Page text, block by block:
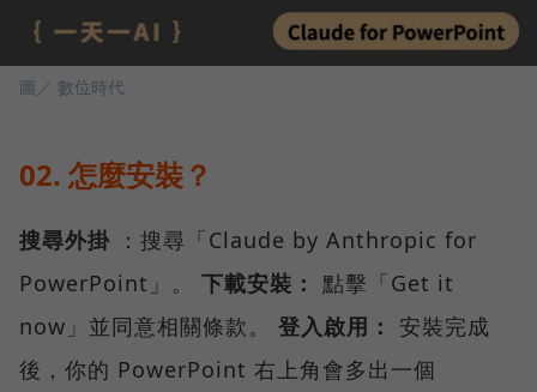
圖／ 數位時代
02. 怎麼安裝？
搜尋外掛 ：搜尋「Claude by Anthropic for
PowerPoint」。 下載安裝： 點擊「Get it
now」並同意相關條款。 登入啟用：
安裝完成
後，你的 PowerPoint 右上角會多出一個